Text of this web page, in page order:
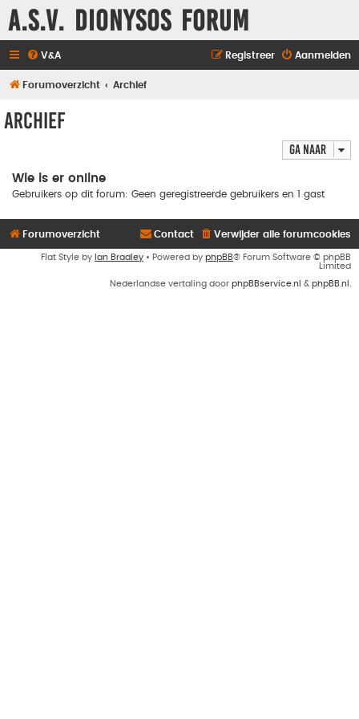
A.S.V. Dionysos Forum
V&A Aanmelden
Registreer
Forumoverzicht Archief
Archief
Ga naar
Wie is er online
Gebruikers op dit forum: Geen geregistreerde gebruikers en 1 gast
Forumoverzicht Verwijder alle forumcookies
Contact
Flat Style by Ian Bradley • Powered by phpBB® Forum Software © phpBB
Limited
Nederlandse vertaling door phpBBservice.nl & phpBB.nl .